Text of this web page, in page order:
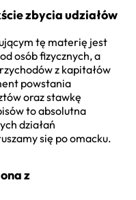
zbycia udziałów
tę materię jest
osób fizycznych, a
z kapitałów
powstania
oraz stawkę
to absolutna
działań
się po omacku.
z